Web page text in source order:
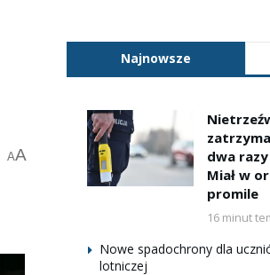
AA
Najnowsze
dwa
Miał w
promile
16 minut
Nowe spadochrony dla
lotniczej